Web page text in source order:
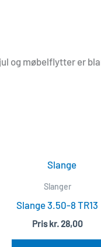
og møbelflytter er
Slanger
Slange 3.50-8 TR13
Priskr.28,00